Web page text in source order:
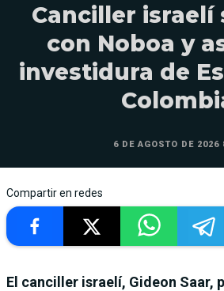
Canciller israelí
con Noboa y
investidura de
6 DE AGOSTO DE 2026
Compartir en redes
El canciller israelí, Gideon Saar,